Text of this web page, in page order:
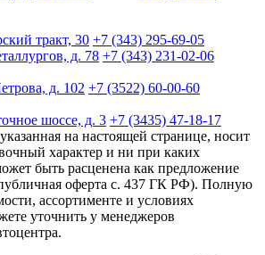
тракт, 30 +7 (343) 295-69-05
д. 78 +7 (343) 231-02-06
д. 102 +7 (3522) 60-00-60
шоссе, д. 3 +7 (3435) 47-18-17
на настоящей странице, носит
характер и ни при каких
быть расценена как предложение
оферта с. 437 ГК РФ). Полную
ассортименте и условиях
уточнить у менеджеров